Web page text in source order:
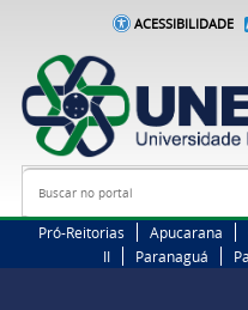
ACESSIBILIDADE
Busca
Pró-Reitorias Apucarana
II
Paranaguá